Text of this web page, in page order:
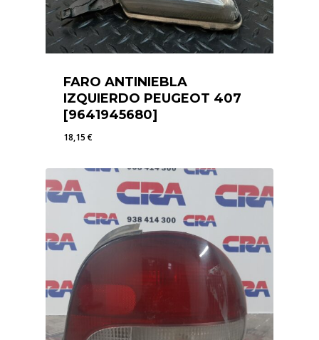
FARO ANTINIEBLA
IZQUIERDO PEUGEOT 407
[9641945680]
18,15€